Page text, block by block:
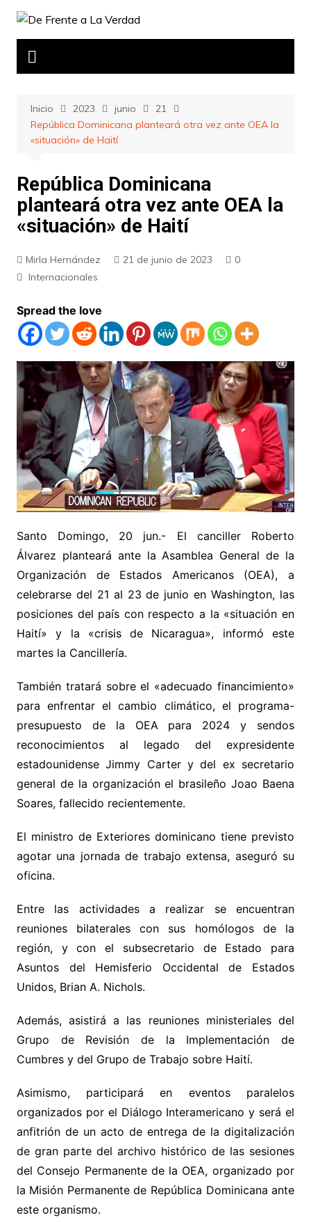
Saltar
contenido
Inicio 2023 junio
21
República Dominicana planteará otra vez ante OEA la
«situación» de Haití
República Dominicana
planteará otra vez ante OEA la
«situación» de Haití
Mirla Hernández 21 de junio de 2023
0
Internacionales
Spread the love
Santo Domingo, 20 jun.- El canciller Roberto
Álvarez planteará ante la Asamblea General de la
Organización de Estados Americanos (OEA), a
celebrarse del 21 al 23 de junio en Washington, las
posiciones del país con respecto a la «situación en
Haití» y la «crisis de Nicaragua», informó este
martes la Cancillería.
También tratará sobre el «adecuado financimiento»
para enfrentar el cambio climático, el programa-
presupuesto de la OEA para 2024 y sendos
reconocimientos al legado del expresidente
estadounidense Jimmy Carter y del ex secretario
general de la organización el brasileño Joao Baena
Soares, fallecido recientemente.
El ministro de Exteriores dominicano tiene previsto
agotar una jornada de trabajo extensa, aseguró su
oficina.
Entre las actividades a realizar se encuentran
reuniones bilaterales con sus homólogos de la
región, y con el subsecretario de Estado para
Asuntos del Hemisferio Occidental de Estados
Unidos, Brian A. Nichols.
Además, asistirá a las reuniones ministeriales del
Grupo de Revisión de la Implementación de
Cumbres y del Grupo de Trabajo sobre Haití.
Asimismo, participará en eventos paralelos
organizados por el Diálogo Interamericano y será el
anfitrión de un acto de entrega de la digitalización
de gran parte del archivo histórico de las sesiones
del Consejo Permanente de la OEA, organizado por
la Misión Permanente de República Dominicana ante
este organismo.